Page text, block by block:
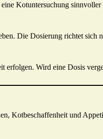
Kotuntersuchung
Die Dosierung richtet
Wird eine Dosis
Kotbeschaffenheit und